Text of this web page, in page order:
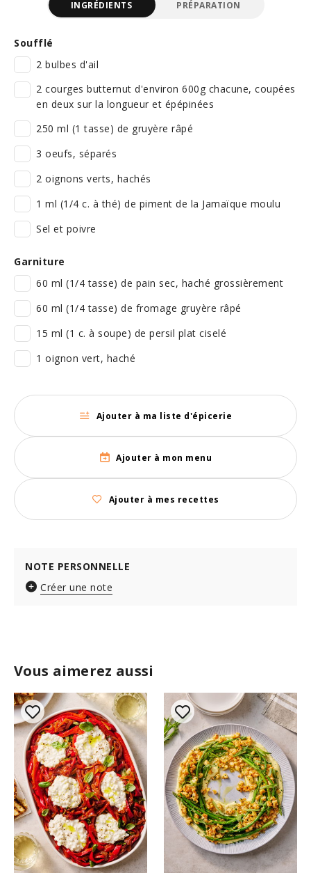
Vous aimerez aussi
INGRÉDIENTS PRÉPARATION
Soufflé
2 bulbes d'ail
2 courges butternut d'environ 600g chacune, coupées
en deux sur la longueur et épépinées
250 ml (1 tasse) de gruyère râpé
3 oeufs, séparés
2 oignons verts, hachés
1 ml (1/4 c. à thé) de piment de la Jamaïque moulu
Sel et poivre
Garniture
60 ml (1/4 tasse) de pain sec, haché grossièrement
60 ml (1/4 tasse) de fromage gruyère râpé
15 ml (1 c. à soupe) de persil plat ciselé
1 oignon vert, haché
Ajouter à ma liste d'épicerie
Ajouter à mon menu
Ajouter à mes recettes
NOTE PERSONNELLE
Créer une note